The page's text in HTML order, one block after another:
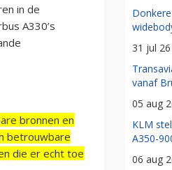
in de
A330’s
bronnen en
betrouwbare
die er echt toe
31 jul 26
vanaf
05 aug
KLM
A350-
06 aug